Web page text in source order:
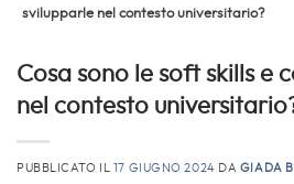
svilupparle nel contesto universitario?
Cosa sono le soft skills e
nel contesto
PUBBLICATO IL 17 GIUGNO 2024 DA GIADA